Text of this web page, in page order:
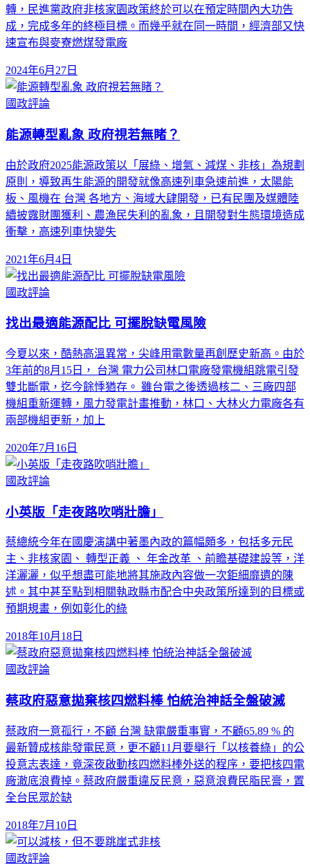
轉，民進黨政府非核家園政策終於可以在預定時間內大功告
成，完成多年的終極目標。而幾乎就在同一時間，經濟部又快
速宣布與麥寮燃煤發電廠
2024年6月27日
國政評論
能源轉型亂象 政府視若無睹？
由於政府2025能源政策以「展綠、增氣、減煤、非核」為規劃
原則，導致再生能源的開發就像高速列車急速前進，太陽能
板、風機在 台灣 各地方、海域大肆開發，已有民團及媒體陸
續披露財團獲利、農漁民失利的亂象，且開發對生態環境造成
衝擊，高速列車快變失
2021年6月4日
國政評論
找出最適能源配比 可擺脫缺電風險
今夏以來，酷熱高溫異常，尖峰用電數量再創歷史新高。由於
3年前的8月15日， 台灣 電力公司林口電廠發電機組跳電引發
雙北斷電，迄今餘悸猶存。 雖台電之後透過核二、三廠四部
機組重新運轉，風力發電計畫推動，林口、大林火力電廠各有
兩部機組更新，加上
2020年7月16日
國政評論
小英版「走夜路吹哨壯膽」
蔡總統今年在國慶演講中著墨內政的篇幅頗多，包括多元民
主、非核家園、 轉型正義 、 年金改革 、前瞻基礎建設等，洋
洋灑灑，似乎想盡可能地將其施政內容做一次鉅細靡遺的陳
述。其中甚至點到相關執政縣市配合中央政策所達到的目標或
預期規畫，例如彰化的綠
2018年10月18日
國政評論
蔡政府惡意拋棄核四燃料棒 怕統治神話全盤破滅
蔡政府一意孤行，不顧 台灣 缺電嚴重事實，不顧65.89 % 的
最新贊成核能發電民意，更不顧11月要舉行「以核養綠」的公
投意志表達，竟深夜啟動核四燃料棒外送的程序，要把核四電
廠澈底浪費掉。蔡政府嚴重違反民意，惡意浪費民脂民膏，置
全台民眾於缺
2018年7月10日
國政評論